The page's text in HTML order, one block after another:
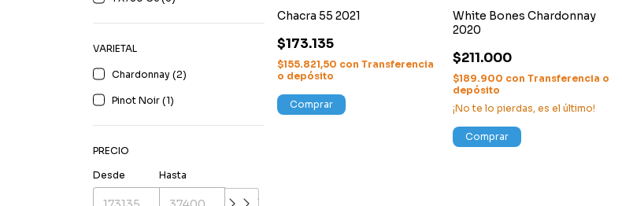
VARIETAL
Chardonnay (2)
Pinot Noir (1)
PRECIO
Desde Hasta
Chacra 55 2021
$173.135
$155.821,50 con Transferencia
o depósito
Comprar
White Bones Chardonnay
2020
$211.000
$189.900 con Transferencia o
depósito
¡No te lo pierdas, es el último!
Comprar